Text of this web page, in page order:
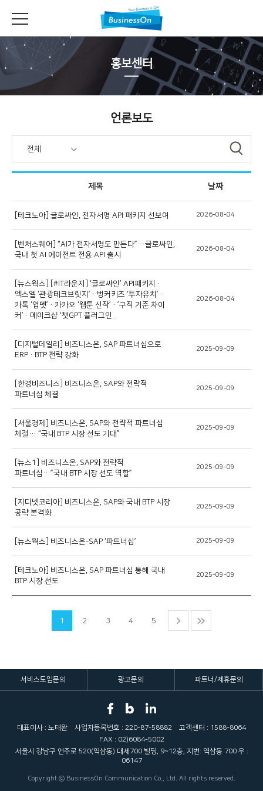
홍보센터
언론보도
전체
제목 날짜
[테크노아] 글로싸인, 전자서명 API 패키지 선보여 2026-08-04
[벤처스퀘어] “AI가 전자서명도 만든다”…글로싸인,
국내 첫 AI 에이전트 전용 API 출시
2026-08-04
[뉴스웍스] [#IT라운지] ‘글로싸인’ API패키지·
엑스엘 ‘관광테크브릿지’·벙커키즈 ‘투자유치’·
카톡 ‘업뎃’·카카오 ‘웹툰 신작’·’구직 기준 차이
커’·메이크샵 ‘챗GPT 플러그인..
2026-08-04
[디지털데일리] 비즈니스온, SAP 파트너십으로
ERP·BTP 전략 강화
2025-09-09
[한경비즈니스] 비즈니스온, SAP와 전략적
파트너십 체결
2025-09-09
[서울경제] 비즈니스온, SAP와 전략적 파트너십
체결… “국내 BTP 시장 선도 기대”
2025-09-09
[뉴스1] 비즈니스온, SAP와 전략적
파트너십…”국내 BTP 시장 선도 역할”
2025-09-09
[지디넷코리아] 비즈니스온, SAP와 국내 BTP 시장
공략 본격화
2025-09-09
[뉴스웍스] 비즈니스온-SAP ‘파트너십’ 2025-09-09
[테크노아] 비즈니스온, SAP 파트너십 통해 국내
BTP 시장 선도
2025-09-09
1 2 3 4 5
서비스도입문의 광고문의 파트너/제휴문의
대표이사 : 노태완 사업자등록번호 : 220-87-58882
고객센터 : 1588-8064
FAX : 02)6084-5002
서울시 강남구 언주로 520(역삼동) 대세700 빌딩, 9~12층, 지번: 역삼동 700 우 :
06147
Copyright ⓒ BusinessOn Communication Co., Ltd. All rights reserved.